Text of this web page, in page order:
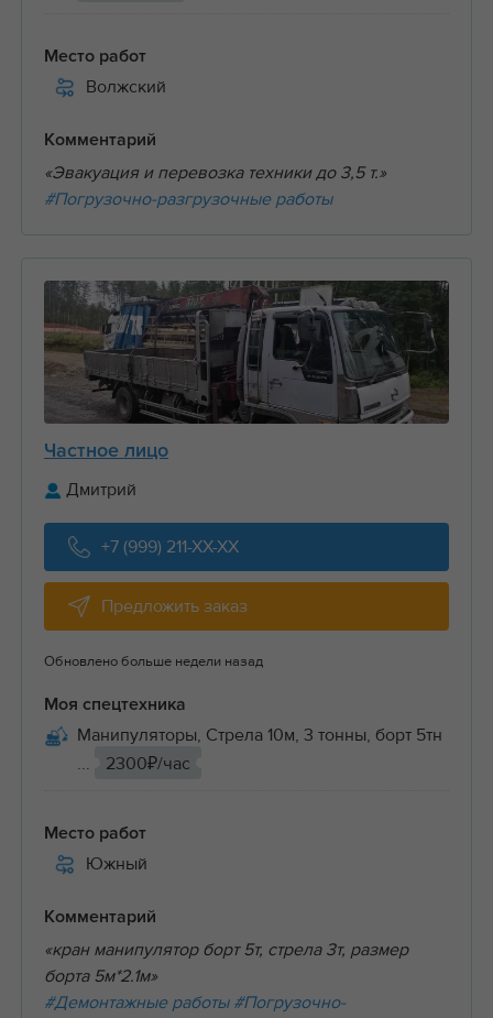
Место работ
Волжский
Комментарий
«Эвакуация и перевозка техники до 3,5 т.»
#Погрузочно-разгрузочные работы
Частное лицо
Дмитрий
+7 (999) 211-XX-XX
Предложить заказ
Обновлено больше недели назад
Моя спецтехника
Манипуляторы, Стрела 10м, 3 тонны, борт 5тн
...
2300₽/час
Место работ
Южный
Комментарий
«кран манипулятор борт 5т, стрела 3т, размер
борта 5м*2.1м»
#Демонтажные работы #Погрузочно-